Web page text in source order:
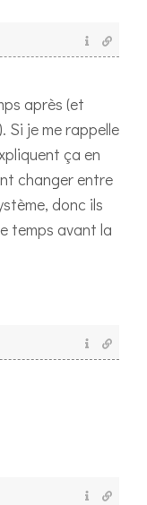
après (et
Si je me rappelle
ça en
changer entre
donc ils
temps avant la